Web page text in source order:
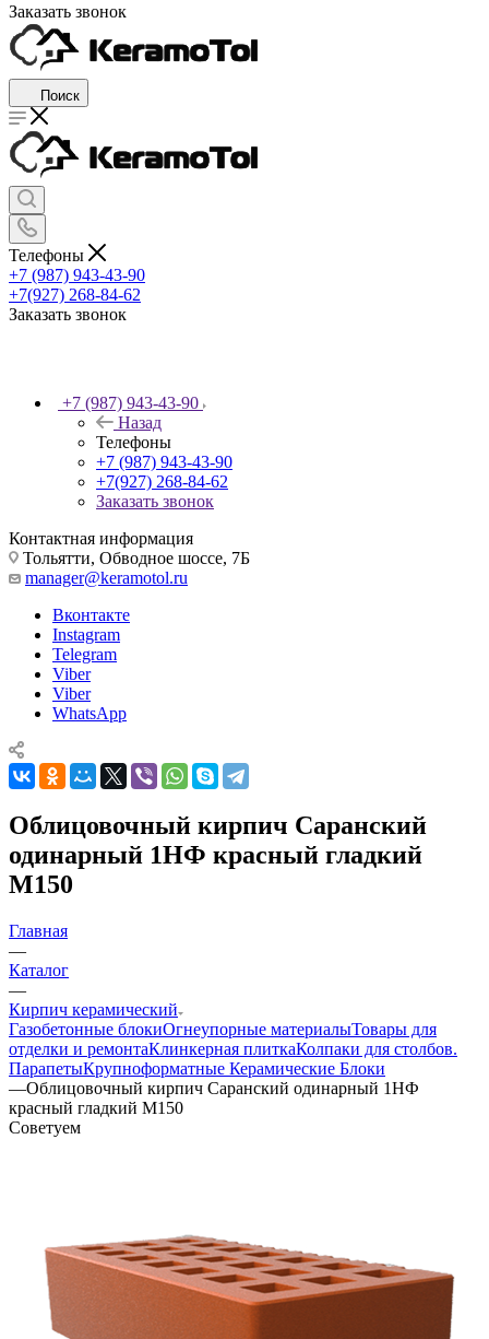
Заказать звонок
Поиск
Телефоны
+7 (987) 943-43-90
+7(927) 268-84-62
Заказать звонок
+7 (987) 943-43-90
Назад
Телефоны
+7 (987) 943-43-90
+7(927) 268-84-62
Заказать звонок
Контактная информация
Тольятти, Обводное шоссе, 7Б
manager@keramotol.ru
Вконтакте
Instagram
Telegram
Viber
Viber
WhatsApp
Облицовочный кирпич Саранский
одинарный 1НФ красный гладкий
М150
Главная
—
Каталог
—
Кирпич керамический
Газобетонные блокиОгнеупорные материалыТовары для
отделки и ремонтаКлинкерная плиткаКолпаки для столбов.
ПарапетыКрупноформатные Керамические Блоки
—Облицовочный кирпич Саранский одинарный 1НФ
красный гладкий М150
Советуем